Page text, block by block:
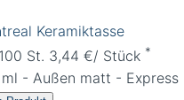
Keramiktasse
St. 3,44 €/ Stück *
- Außen matt - Express